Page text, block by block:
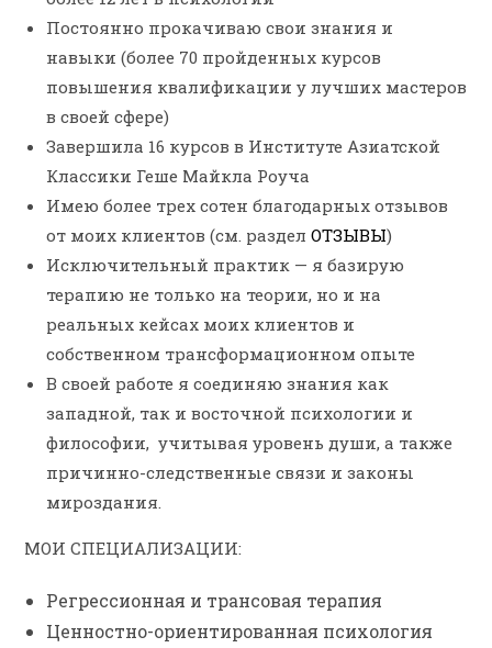
Постоянно прокачиваю свои знания и
навыки (более 70 пройденных курсов
повышения квалификации у лучших мастеров
в своей сфере)
Завершила 16 курсов в Институте Азиатской
Классики Геше Майкла Роуча
Имею более трех сотен благодарных отзывов
от моих клиентов (см. разделОТЗЫВЫ)
Исключительный практик — я базирую
терапию не только на теории, но и на
реальных кейсах моих клиентов и
собственном трансформационном опыте
В своей работе я соединяю знания как
западной, так и восточной психологии и
философии, учитывая уровень души, а также
причинно-следственные связи и законы
мироздания.
МОИ СПЕЦИАЛИЗАЦИИ:
Регрессионная и трансовая терапия
Ценностно-ориентированная психология